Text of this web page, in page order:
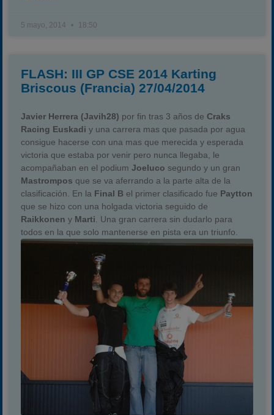
5 mayo, 2014 18:50
FLASH: III GP CSE 2014 Karting
Briscous (Francia) 27/04/2014
Javier Herrera (Javih28) por fin tras 3 años deCraks
Racing Euskadi y una carrera mas que pasada por agua
consigue hacerse con una mas que merecida y esperada
victoria que estaba por venir pero nunca llegaba, le
acompañaban en el podiumJoelucosegundo y un gran
Mastrompos que se va aferrando a la parte alta de la
clasificación. En la Final B el primer clasificado fue Paytton
que se hizo con una holgada victoria seguido de
Raikkoneny Marti . Una gran carrera sin dudarlo para
todos en la que solo mantenerse en pista era un triunfo.